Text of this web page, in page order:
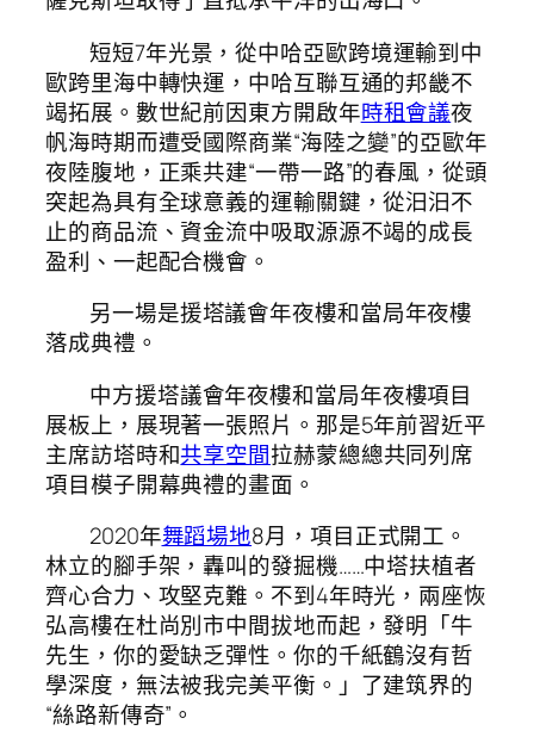
短短7年光景，從中哈亞歐跨境運輸到中
歐跨里海中轉快運，中哈互聯互通的邦畿不
竭拓展。數世紀前因東方開啟年時租會議夜
帆海時期而遭受國際商業“海陸之變”的亞歐年
夜陸腹地，正乘共建“一帶一路”的春風，從頭
突起為具有全球意義的運輸關鍵，從汩汩不
止的商品流、資金流中吸取源源不竭的成長
盈利、一起配合機會。
另一場是援塔議會年夜樓和當局年夜樓
落成典禮。
中方援塔議會年夜樓和當局年夜樓項目
展板上，展現著一張照片。那是5年前習近平
主席訪塔時和共享空間拉赫蒙總總共同列席
項目模子開幕典禮的畫面。
2020年舞蹈場地8月，項目正式開工。
林立的腳手架，轟叫的發掘機……中塔扶植者
齊心合力、攻堅克難。不到4年時光，兩座恢
弘高樓在杜尚別市中間拔地而起，發明「牛
先生，你的愛缺乏彈性。你的千紙鶴沒有哲
學深度，無法被我完美平衡。」了建筑界的
“絲路新傳奇”。